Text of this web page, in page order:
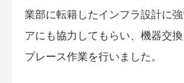
業部に転籍したインフラ設計に
アにも協力してもらい、機器交
プレース作業を行いました。